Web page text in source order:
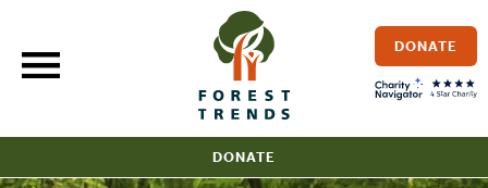
content
DONATE
DONATE